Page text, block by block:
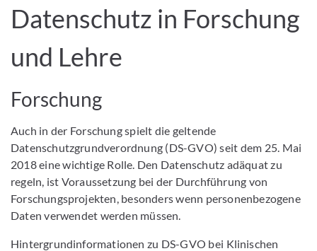
Datenschutz in Forschung
und Lehre
Forschung
Auch in der Forschung spielt die geltende
Datenschutzgrundverordnung (DS-GVO) seit dem 25. Mai
2018 eine wichtige Rolle. Den Datenschutz adäquat zu
regeln, ist Voraussetzung bei der Durchführung von
Forschungsprojekten, besonders wenn personenbezogene
Daten verwendet werden müssen.
Hintergrundinformationen zu DS-GVO bei Klinischen